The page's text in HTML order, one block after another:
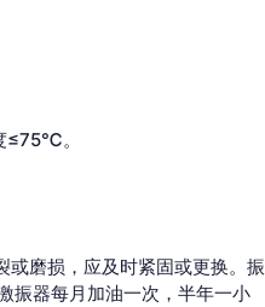
。
，应及时紧固或更换。振
器每月加油一次，半年一小